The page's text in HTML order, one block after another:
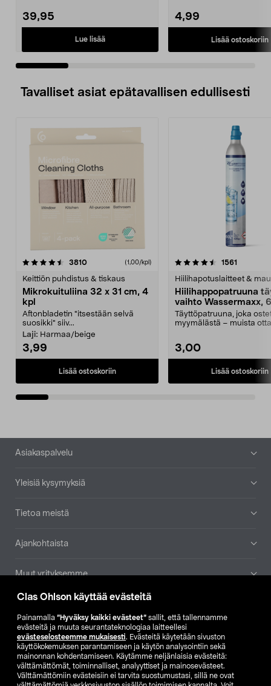
Clas Ohlson käyttää evästeitä
Painamalla ”Hyväksy kaikki evästeet” sallit, että tallennamme
evästeitä ja muuta seurantateknologiaa laitteellesi
evästeselosteemme mukaisesti. Evästeitä käytetään sivuston
käyttökokemuksen parantamiseen ja käytön analysointiin sekä
mainonnan kohdentamiseen. Käytämme neljänlaisia evästeitä:
välttämättömät, toiminnalliset, analyyttiset ja mainosevästeet.
Välttämättömiin evästeisiin ei tarvita suostumustasi, sillä ne ovat
39,95
Lue lisää
4,99
Lisää ostoskoriin
Tavalliset asiat epätavallisen edullisesti
3810arvostelut (1,00/kpl)
Keittiön puhdistus & tiskaus
Mikrokuituliina 32 x 31 cm, 4
kpl
Aftonbladetin "itsestään selvä
suosikki" siiv...
Laji: Harmaa/beige
3,99
Lisää ostoskoriin
4.5viidestä
1561
Hiilihapotuslaitteet &
Hiilihappopatruuna
vaihto Wassermaxx,
Täyttöpatruuna, joka
myymälästä – muista
3,00
Lisää ostoskoriin
4.5viidestä
Alatunniste
Asiakaspalvelu
Yleisiä kysymyksiä
Tietoa meistä
Ajankohtaista
Muut yrityksemme
Etsi myymälä
SE NO FI
FI SV